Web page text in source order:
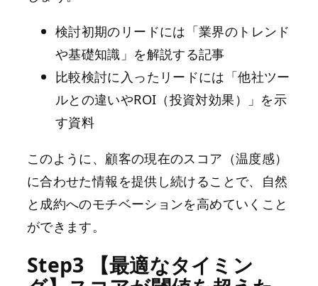
検討初期のリードには「業界のトレンド
や基礎知識」を解説する記事
比較検討に入ったリードには「他社ツー
ルとの違いやROI（投資対効果）」を示
す資料
このように、顧客の現在のスコア（温度感）
に合わせた情報を提供し続けることで、自然
と成約へのモチベーションを高めていくこと
ができます。
Step3 【最適なタイミン